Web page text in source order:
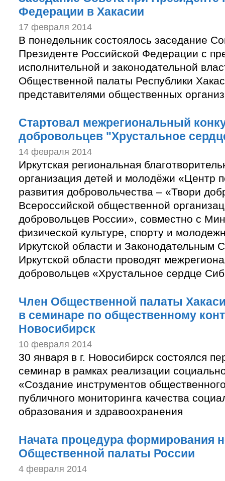
Федерации в Хакасии
17 февраля 2014
В понедельник состоялось заседание
Президенте Российской Федерации с
исполнительной и законодательной
Общественной палаты Республики
представителями общественных
Стартовал межрегиональный
добровольцев "Хрустальное
14 февраля 2014
Иркутская региональная
организация детей и молодёжи «Центр
развития добровольчества – «Твори
Всероссийской общественной
добровольцев России», совместно с
физической культуре, спорту и
Иркутской области и Законодательным
Иркутской области проводят
добровольцев «Хрустальное сердце
Член Общественной палаты
в семинаре по общественному
Новосибирск
10 февраля 2014
30 января в г. Новосибирск состоялся
семинар в рамках реализации
«Создание инструментов
публичного мониторинга качества
образования и здравоохранения
Начата процедура формирования
Общественной палаты России
4 февраля 2014